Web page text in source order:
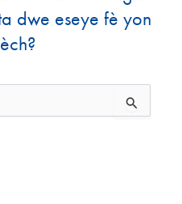
dwe eseye fè yon